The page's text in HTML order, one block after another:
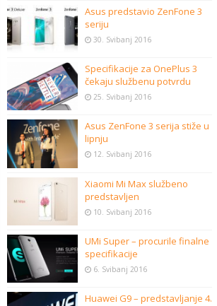
Asus predstavio ZenFone 3
seriju
30. Svibanj 2016
Specifikacije za OnePlus 3
čekaju službenu potvrdu
25. Svibanj 2016
Asus ZenFone 3 serija stiže u
lipnju
12. Svibanj 2016
Xiaomi Mi Max službeno
predstavljen
10. Svibanj 2016
UMi Super – procurile finalne
specifikacije
6. Svibanj 2016
Huawei G9 – predstavljanje 4.